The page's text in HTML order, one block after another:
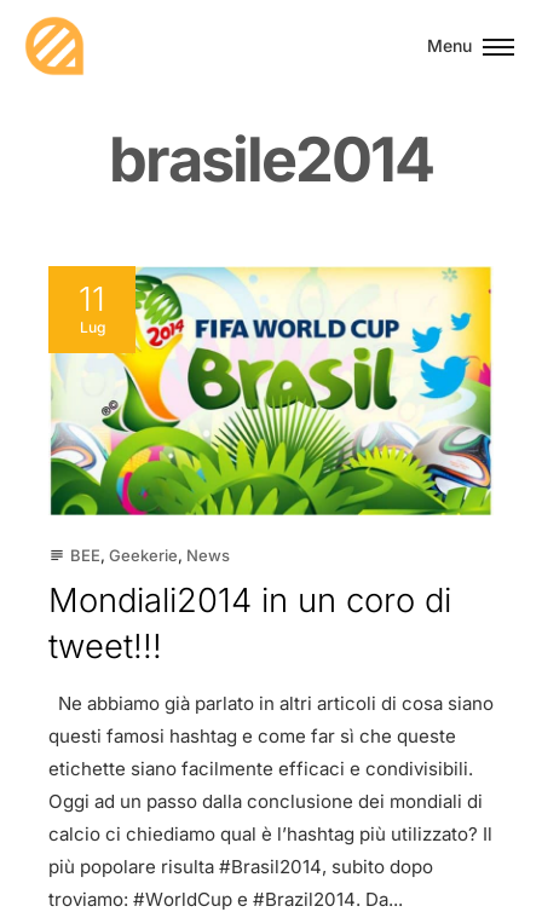
Menu
brasile2014
11
Lug
subject BEE, Geekerie, News
Mondiali2014 in un coro di
tweet!!!
Ne abbiamo già parlato in altri articoli di cosa siano
questi famosi hashtag e come far sì che queste
etichette siano facilmente efficaci e condivisibili.
Oggi ad un passo dalla conclusione dei mondiali di
calcio ci chiediamo qual è l’hashtag più utilizzato? Il
più popolare risulta #Brasil2014, subito dopo
troviamo: #WorldCup e #Brazil2014. Da...